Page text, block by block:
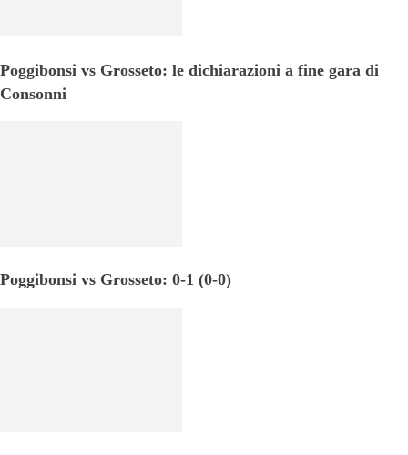
Poggibonsi vs Grosseto: le dichiarazioni a fine gara di
Consonni
Poggibonsi vs Grosseto: 0-1 (0-0)